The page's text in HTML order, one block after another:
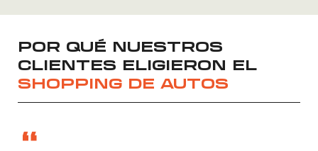
POR QUÉ NUESTROS
CLIENTES ELIGIERON EL
SHOPPING DE AUTOS